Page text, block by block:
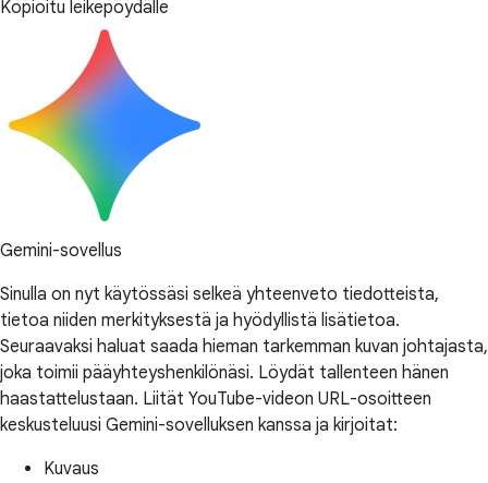
Kopioitu leikepöydälle
Gemini-sovellus
Sinulla on nyt käytössäsi selkeä yhteenveto tiedotteista,
tietoa niiden merkityksestä ja hyödyllistä lisätietoa.
Seuraavaksi haluat saada hieman tarkemman kuvan johtajasta,
joka toimii pääyhteyshenkilönäsi. Löydät tallenteen hänen
haastattelustaan. Liität YouTube-videon URL-osoitteen
keskusteluusi Gemini-sovelluksen kanssa ja kirjoitat:
Kuvaus